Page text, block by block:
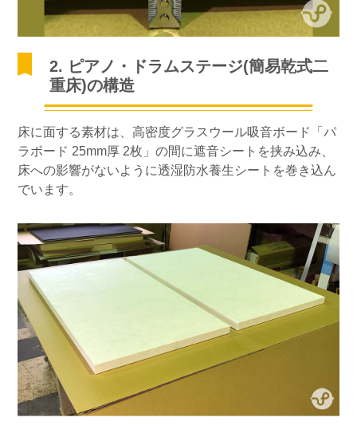
2. ピアノ・ドラムステージ(簡易乾式二
重床)の構造
床に面する素材は、高密度グラスウール吸音ボード「パ
ラボード 25mm厚 2枚」の間に遮音シートを挟み込み、
床への影響がないように透湿防水養生シートを巻き込ん
でいます。